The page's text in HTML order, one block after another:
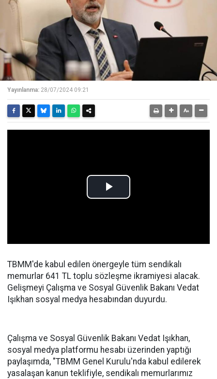
Yayınlanma: 28/07/2024 09:21
TBMM'de kabul edilen önergeyle tüm sendikalı
memurlar 641 TL toplu sözleşme ikramiyesi alacak.
Gelişmeyi Çalışma ve Sosyal Güvenlik Bakanı Vedat
Işıkhan sosyal medya hesabından duyurdu.
Çalışma ve Sosyal Güvenlik Bakanı Vedat Işıkhan,
sosyal medya platformu hesabı üzerinden yaptığı
paylaşımda, "TBMM Genel Kurulu'nda kabul edilerek
yasalaşan kanun teklifiyle, sendikalı memurlarımız